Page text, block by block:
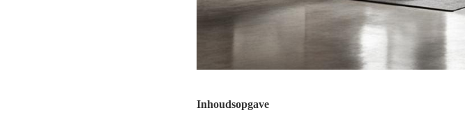
Inhoudsopgave